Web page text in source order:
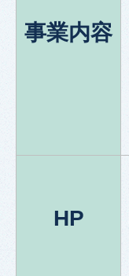
事業内容
HP